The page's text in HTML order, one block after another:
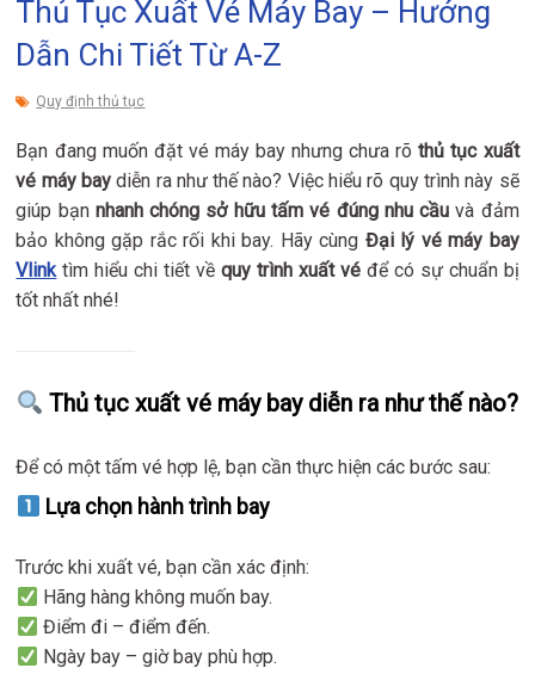
Thủ Tục Xuất Vé Máy Bay – Hướng
Dẫn Chi Tiết Từ A-Z
Quy định thủ tục
Bạn đang muốn đặt vé máy bay nhưng chưa rõthủ tục xuất
vé máy bay diễn ra như thế nào? Việc hiểu rõ quy trình này sẽ
giúp bạn nhanh chóng sở hữu tấm vé đúng nhu cầu và đảm
bảo không gặp rắc rối khi bay. Hãy cùng Đại lý vé máy bay
Vlinktìm hiểu chi tiết vềquy trình xuất véđể có sự chuẩn bị
tốt nhất nhé!
Thủ tục xuất vé máy bay diễn ra như thế nào?
Để có một tấm vé hợp lệ, bạn cần thực hiện các bước sau:
Lựa chọn hành trình bay
Trước khi xuất vé, bạn cần xác định:
Hãng hàng không muốn bay.
Điểm đi – điểm đến.
Ngày bay – giờ bay phù hợp.